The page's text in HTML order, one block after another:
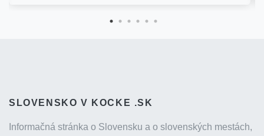
SLOVENSKO V KOCKE .SK
Informačná stránka o Slovensku a o slovenských mestách,